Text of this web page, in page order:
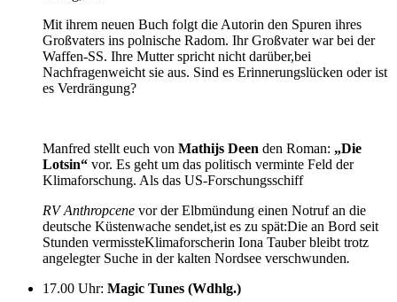
Mit ihrem neuen Buch folgt die Autorin den Spuren ihres
Großvaters ins polnische Radom. Ihr Großvater war bei der
Waffen-SS. Ihre Mutter spricht nicht darüber,bei
Nachfragenweicht sie aus. Sind es Erinnerungslücken oder ist
es Verdrängung?
Manfred stellt euch von Mathijs Deen den Roman: „Die
Lotsin“ vor. Es geht um das politisch verminte Feld der
Klimaforschung. Als das US-Forschungsschiff
RV Anthropcene vor der Elbmündung einen Notruf an die
deutsche Küstenwache sendet,ist es zu spät:Die an Bord seit
Stunden vermissteKlimaforscherin Iona Tauber bleibt trotz
angelegter Suche in der kalten Nordsee verschwunden.
17.00 Uhr: Magic Tunes (Wdhlg.)